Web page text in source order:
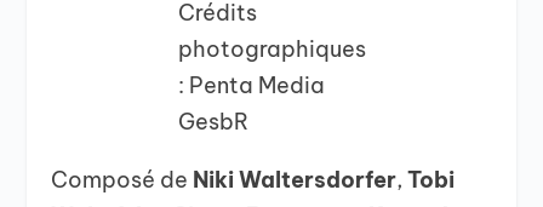
Crédits
photographiques
: Penta Media
GesbR
Composé de Niki Waltersdorfer,Tobi